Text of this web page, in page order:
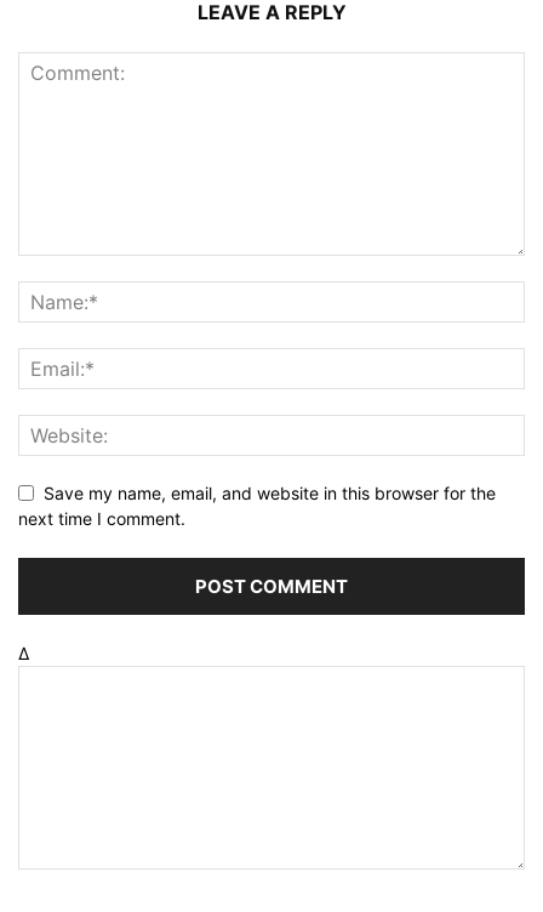
LEAVE A REPLY
Save my name, email, and website in this browser for the
next time I comment.
Δ